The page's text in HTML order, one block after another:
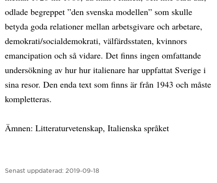
odlade begreppet ”den svenska modellen” som skulle
betyda goda relationer mellan arbetsgivare och arbetare,
demokrati/socialdemokrati, välfärdsstaten, kvinnors
emancipation och så vidare. Det finns ingen omfattande
undersökning av hur hur italienare har uppfattat Sverige i
sina resor. Den enda text som finns är från 1943 och måste
kompletteras.
Ämnen: Litteraturvetenskap, Italienska språket
Senast uppdaterad: 2019-09-18